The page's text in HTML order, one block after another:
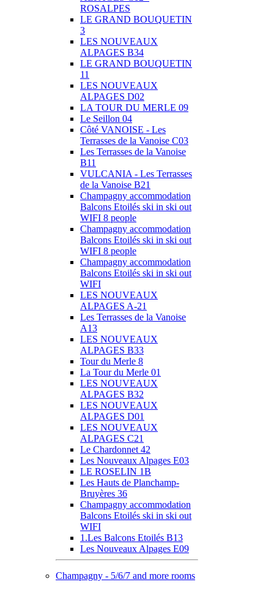
ROSALPES
LE GRAND BOUQUETIN
3
LES NOUVEAUX
ALPAGES B34
LE GRAND BOUQUETIN
11
LES NOUVEAUX
ALPAGES D02
LA TOUR DU MERLE 09
Le Seillon 04
Côté VANOISE - Les
Terrasses de la Vanoise C03
Les Terrasses de la Vanoise
B11
VULCANIA - Les Terrasses
de la Vanoise B21
Champagny accommodation
Balcons Etoilés ski in ski out
WIFI 8 people
Champagny accommodation
Balcons Etoilés ski in ski out
WIFI 8 people
Champagny accommodation
Balcons Etoilés ski in ski out
WIFI
LES NOUVEAUX
ALPAGES A-21
Les Terrasses de la Vanoise
A13
LES NOUVEAUX
ALPAGES B33
Tour du Merle 8
La Tour du Merle 01
LES NOUVEAUX
ALPAGES B32
LES NOUVEAUX
ALPAGES D01
LES NOUVEAUX
ALPAGES C21
Le Chardonnet 42
Les Nouveaux Alpages E03
LE ROSELIN 1B
Les Hauts de Planchamp-
Bruyères 36
Champagny accommodation
Balcons Etoilés ski in ski out
WIFI
1.Les Balcons Etoilés B13
Les Nouveaux Alpages E09
Champagny - 5/6/7 and more rooms